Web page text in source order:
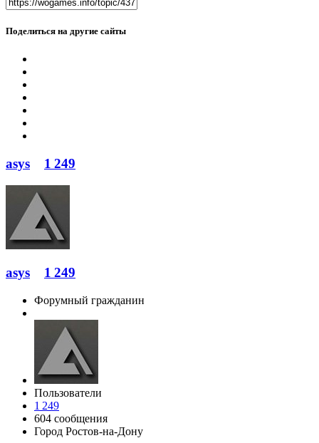
Поделиться на другие сайты
asys 1 249
asys 1 249
Форумный гражданин
Пользователи
1 249
604 сообщения
Город Ростов-на-Дону